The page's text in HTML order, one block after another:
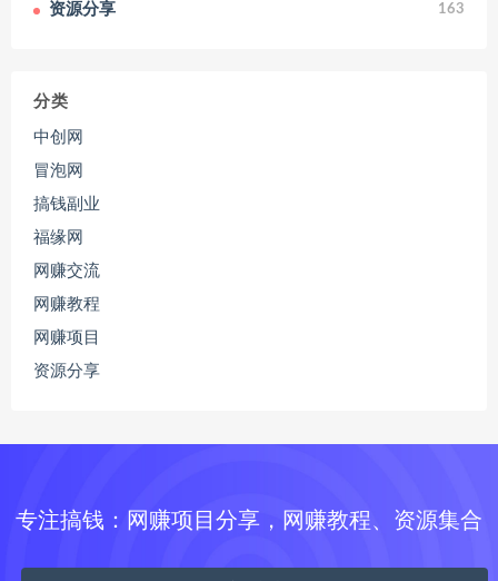
资源分享 163
分类
中创网
冒泡网
搞钱副业
福缘网
网赚交流
网赚教程
网赚项目
资源分享
专注搞钱：网赚项目分享，网赚教程、资源集合